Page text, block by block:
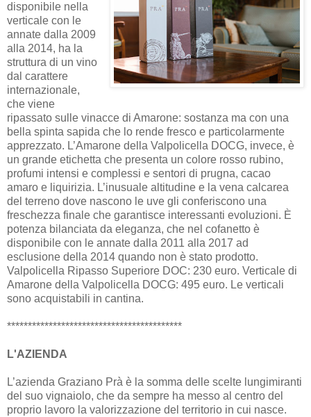
disponibile nella
verticale con le
annate dalla 2009
alla 2014, ha la
struttura di un vino
dal carattere
internazionale,
che viene
ripassato sulle vinacce di Amarone: sostanza ma con una
bella spinta sapida che lo rende fresco e particolarmente
apprezzato. L’Amarone della Valpolicella DOCG, invece, è
un grande etichetta che presenta un colore rosso rubino,
profumi intensi e complessi e sentori di prugna, cacao
amaro e liquirizia. L’inusuale altitudine e la vena calcarea
del terreno dove nascono le uve gli conferiscono una
freschezza finale che garantisce interessanti evoluzioni. È
potenza bilanciata da eleganza, che nel cofanetto è
disponibile con le annate dalla 2011 alla 2017 ad
esclusione della 2014 quando non è stato prodotto.
Valpolicella Ripasso Superiore DOC: 230 euro. Verticale di
Amarone della Valpolicella DOCG: 495 euro. Le verticali
sono acquistabili in cantina.
******************************************
L'AZIENDA
L’azienda Graziano Prà è la somma delle scelte lungimiranti
del suo vignaiolo, che da sempre ha messo al centro del
proprio lavoro la valorizzazione del territorio in cui nasce.